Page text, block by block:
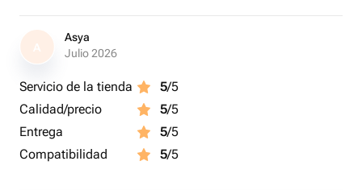
A
Asya
Julio 2026
Servicio de la tienda 5/5
Calidad/precio
5/5
Entrega
5/5
Compatibilidad
5/5